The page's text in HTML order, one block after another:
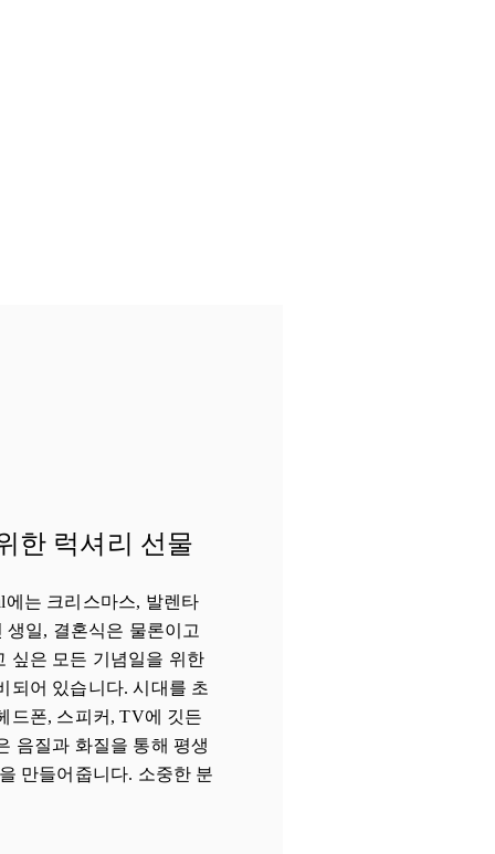
한 럭셔리 선물
에는 크리스마스, 발렌타
생일, 결혼식은 물론이고
싶은 모든 기념일을 위한
되어 있습니다. 시대를 초
드폰, 스피커, TV에 깃든
음질과 화질을 통해 평생
만들어줍니다. 소중한 분